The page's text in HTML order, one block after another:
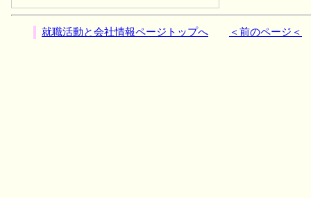
就職活動と会社情報ページトップへ ＜前のページ＜